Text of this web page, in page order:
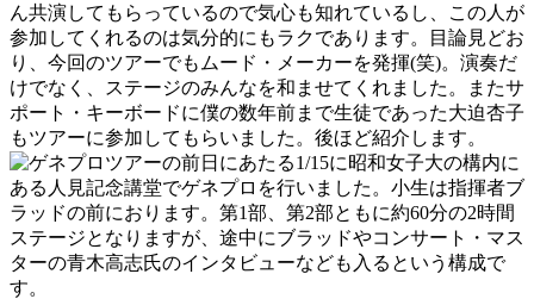
ん共演してもらっているので気心も知れているし、この人が
参加してくれるのは気分的にもラクであります。目論見どお
り、今回のツアーでもムード・メーカーを発揮(笑)。演奏だ
けでなく、ステージのみんなを和ませてくれました。またサ
ポート・キーボードに僕の数年前まで生徒であった大迫杏子
もツアーに参加してもらいました。後ほど紹介します。
ツアーの前日にあたる1/15に昭和女子大の構内に
ある人見記念講堂でゲネプロを行いました。小生は指揮者ブ
ラッドの前におります。第1部、第2部ともに約60分の2時間
ステージとなりますが、途中にブラッドやコンサート・マス
ターの青木高志氏のインタビューなども入るという構成で
す。